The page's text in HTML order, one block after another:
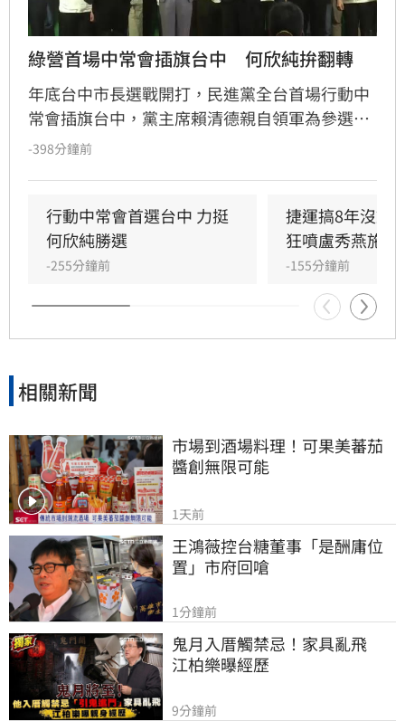
綠營首場中常會插旗台中　何欣純拚翻轉
年底台中市長選戰開打，民進黨全台首場行動中
常會插旗台中，黨主席賴清德親自領軍為參選人
何欣純造勢，高喊「台中再搖擺一次」，強調台
段在治安、食安與交通環境上出現問題，誓言翻
轉城市形象。
-398分鐘前
行動中常會首選台中 力挺
何欣純勝選
-255分鐘前
捷運搞8年沒動
狂噴盧秀燕施政
-155分鐘前
相關新聞
市場到酒場料理！可果美蕃茄
醬創無限可能
1天前
王鴻薇控台糖董事「是酬庸位
置」市府回嗆
1分鐘前
鬼月入厝觸禁忌！家具亂飛
江柏樂曝經歷
9分鐘前